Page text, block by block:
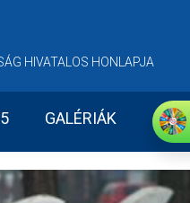
HIVATALOS HONLAPJA
GALÉRIÁK